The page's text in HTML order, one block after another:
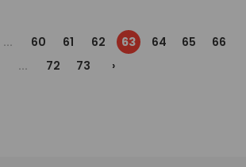
... 60 61 62 63 64 65
66
...
72 73 ›